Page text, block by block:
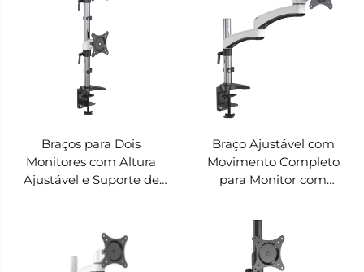
Braços para Dois
Monitores com Altura
Ajustável e Suporte de
Braço Ajustável com
Movimento Completo
para Monitor com
com Monitores de 15–32
polegadas V-MOUNTS